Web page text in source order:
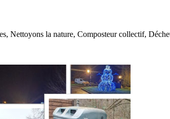
Nettoyons la nature, Composteur collectif,